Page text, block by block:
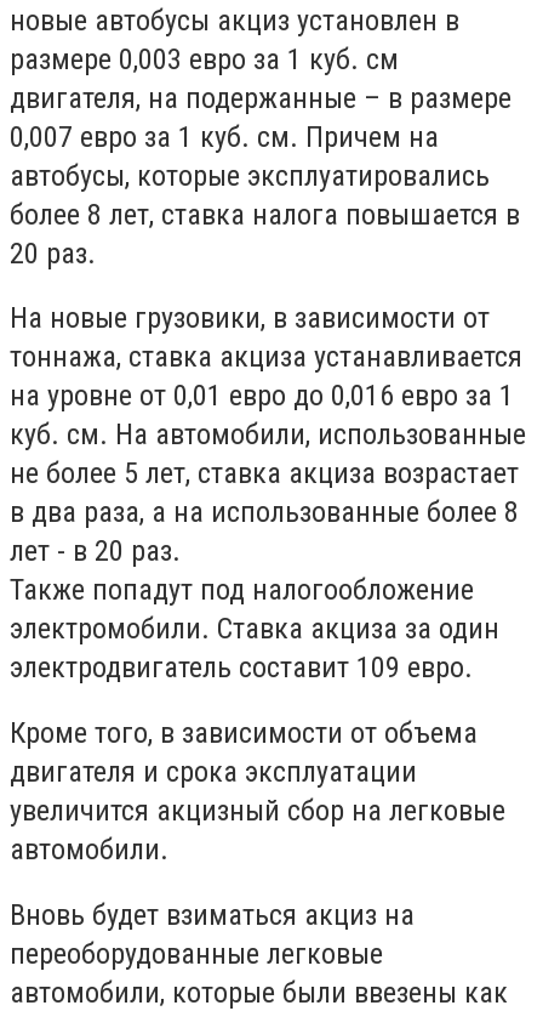
новые автобусы акциз установлен в
размере 0,003 евро за 1 куб. см
двигателя, на подержанные – в размере
0,007 евро за 1 куб. см. Причем на
автобусы, которые эксплуатировались
более 8 лет, ставка налога повышается в
20 раз.
На новые грузовики, в зависимости от
тоннажа, ставка акциза устанавливается
на уровне от 0,01 евро до 0,016 евро за 1
куб. см. На автомобили, использованные
не более 5 лет, ставка акциза возрастает
в два раза, а на использованные более 8
лет - в 20 раз.
Также попадут под налогообложение
электромобили. Ставка акциза за один
электродвигатель составит 109 евро.
Кроме того, в зависимости от объема
двигателя и срока эксплуатации
увеличится акцизный сбор на легковые
автомобили.
Вновь будет взиматься акциз на
переоборудованные легковые
автомобили, которые были ввезены как